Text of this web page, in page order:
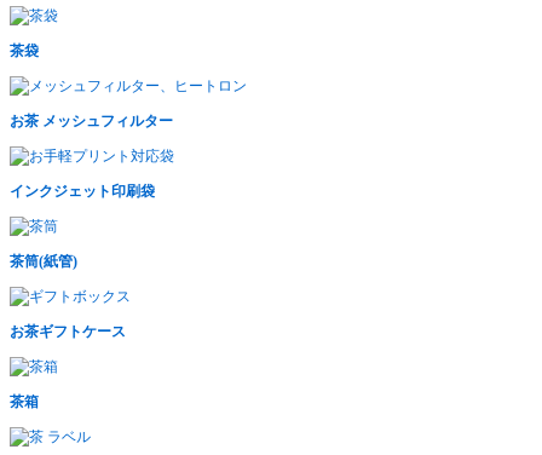
茶袋
お茶 メッシュフィルター
インクジェット印刷袋
茶筒(紙管)
お茶ギフトケース
茶箱